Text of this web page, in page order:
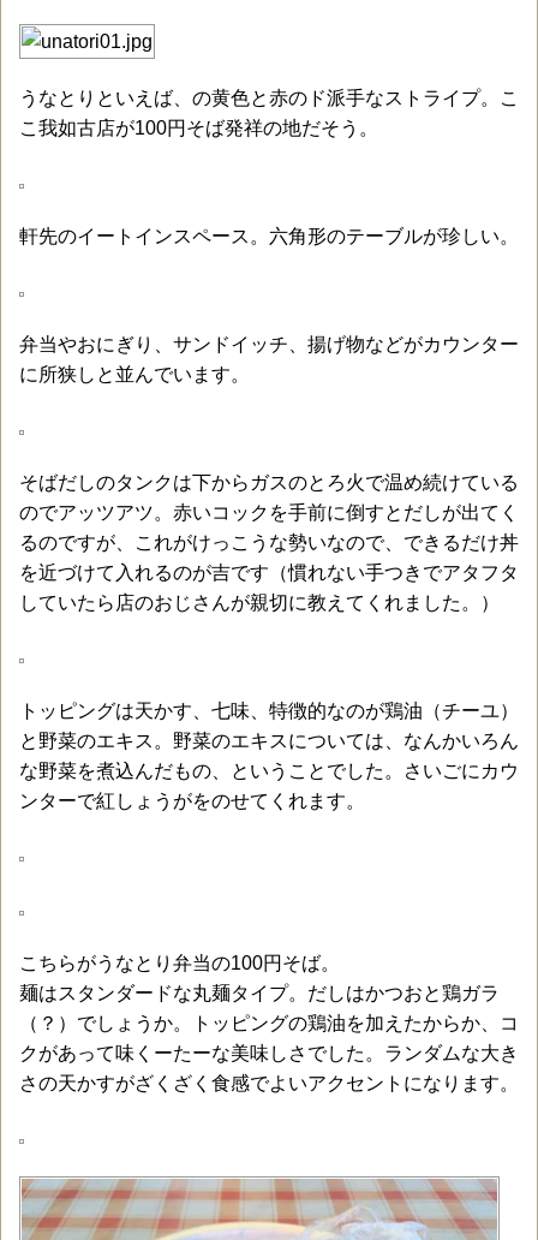
うなとりといえば、の黄色と赤のド派手なストライプ。こ
こ我如古店が100円そば発祥の地だそう。
軒先のイートインスペース。六角形のテーブルが珍しい。
弁当やおにぎり、サンドイッチ、揚げ物などがカウンター
に所狭しと並んでいます。
そばだしのタンクは下からガスのとろ火で温め続けている
のでアッツアツ。赤いコックを手前に倒すとだしが出てく
るのですが、これがけっこうな勢いなので、できるだけ丼
を近づけて入れるのが吉です（慣れない手つきでアタフタ
していたら店のおじさんが親切に教えてくれました。）
トッピングは天かす、七味、特徴的なのが鶏油（チーユ）
と野菜のエキス。野菜のエキスについては、なんかいろん
な野菜を煮込んだもの、ということでした。さいごにカウ
ンターで紅しょうがをのせてくれます。
こちらがうなとり弁当の100円そば。
麺はスタンダードな丸麺タイプ。だしはかつおと鶏ガラ
（？）でしょうか。トッピングの鶏油を加えたからか、コ
クがあって味くーたーな美味しさでした。ランダムな大き
さの天かすがざくざく食感でよいアクセントになります。